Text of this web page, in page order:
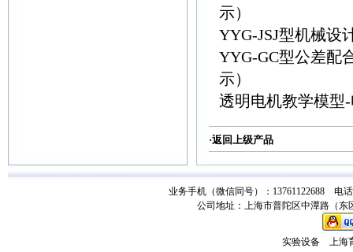
示）
YYG-JSJ型机械设
YYG-GC型公差配
示）
透明电机教学模型
·返回上级产品
业务手机（微信同号）：13761122688 电
公司地址：上海市普陀区中潭路（
实验设备 上海